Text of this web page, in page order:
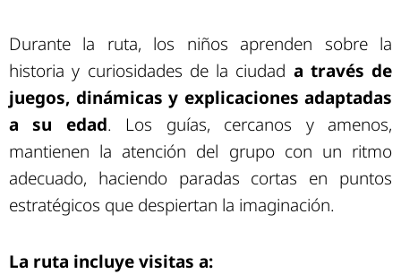
Durante la ruta, los niños aprenden sobre la
historia y curiosidades de la ciudad a través de
juegos, dinámicas y explicaciones adaptadas
a su edad. Los guías, cercanos y amenos,
mantienen la atención del grupo con un ritmo
adecuado, haciendo paradas cortas en puntos
estratégicos que despiertan la imaginación.
La ruta incluye visitas a: